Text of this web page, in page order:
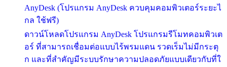
AnyDesk (โปรแกรม AnyDesk ควบคุมคอมพิวเตอร์ระยะไ
กล ใช้ฟรี)
ดาวน์โหลดโปรแกรม AnyDesk โปรแกรมรีโมทคอมพิวเต
อร์ ที่สามารถเชื่อมต่อแบบไร้พรมแดน รวดเร็มไม่มีกระตุ
ก และที่สำคัญมีระบบรักษาความปลอดภัยแบบเดียวกับที่ใ